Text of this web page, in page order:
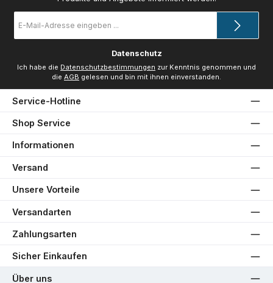
Mail-
Adresse
Datenschutz
Ich habe die Datenschutzbestimmungen zur Kenntnis genommen und
die AGB gelesen und bin mit ihnen einverstanden.
Service-Hotline
Shop Service
Informationen
Versand
Unsere Vorteile
Versandarten
Zahlungsarten
Sicher Einkaufen
Über uns